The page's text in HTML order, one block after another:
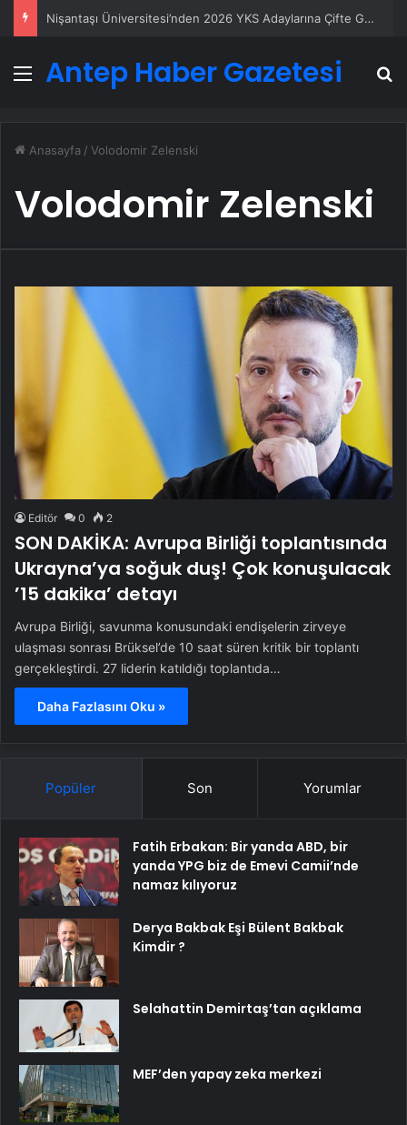
Nişantaşı Üniversitesi’nden 2026 YKS Adaylarına Çifte Güvence: Sabit Ücret ve Kesintisiz Burs
Menü
Antep Haber Gazetesi
Anasayfa / Volodomir Zelenski
Volodomir Zelenski
Editör 0 2
SON DAKİKA: Avrupa Birliği toplantısında
Ukrayna’ya soğuk duş! Çok konuşulacak
’15 dakika’ detayı
Avrupa Birliği, savunma konusundaki endişelerin zirveye
ulaşması sonrası Brüksel’de 10 saat süren kritik bir toplantı
gerçekleştirdi. 27 liderin katıldığı toplantıda…
Daha Fazlasını Oku »
Popüler Son Yorumlar
Fatih Erbakan: Bir yanda ABD, bir
yanda YPG biz de Emevi Camii’nde
namaz kılıyoruz
Derya Bakbak Eşi Bülent Bakbak
Kimdir ?
Selahattin Demirtaş’tan açıklama
MEF’den yapay zeka merkezi